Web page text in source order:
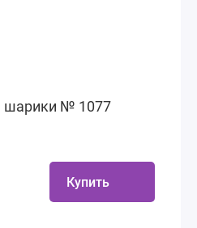
шарики № 1077
Купить